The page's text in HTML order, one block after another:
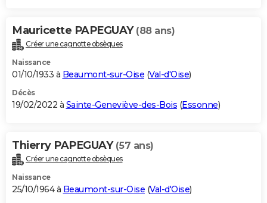
Bricolage
Lifestyle
Culture
Sport
Auto
Television
Voyage
Cinema
Mauricette PAPEGUAY (88 ans)
Créer une cagnotte obsèques
Naissance
01/10/1933 à Beaumont-sur-Oise (Val-d'Oise)
Décès
19/02/2022 à Sainte-Geneviève-des-Bois (Essonne)
Thierry PAPEGUAY (57 ans)
Créer une cagnotte obsèques
Naissance
25/10/1964 à Beaumont-sur-Oise (Val-d'Oise)